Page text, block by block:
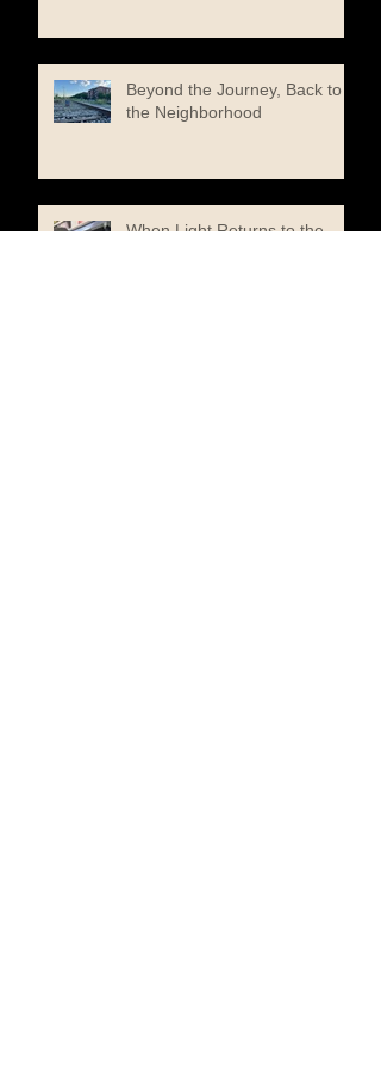
Beyond the Journey, Back to
the Neighborhood
When Light Returns to the